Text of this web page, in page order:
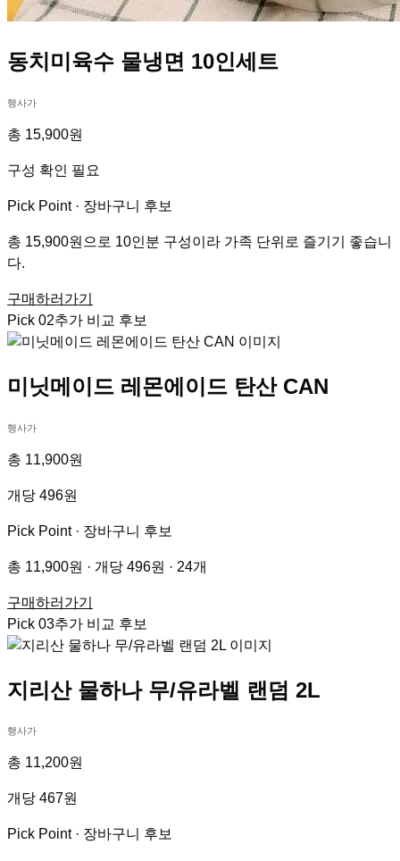
동치미육수 물냉면 10인세트
행사가
총 15,900원
구성 확인 필요
Pick Point · 장바구니 후보
총 15,900원으로 10인분 구성이라 가족 단위로 즐기기 좋습니
다.
구매하러가기
Pick 02추가 비교 후보
미닛메이드 레몬에이드 탄산 CAN
행사가
총 11,900원
개당 496원
Pick Point · 장바구니 후보
총 11,900원 · 개당 496원 · 24개
구매하러가기
Pick 03추가 비교 후보
지리산 물하나 무/유라벨 랜덤 2L
행사가
총 11,200원
개당 467원
Pick Point · 장바구니 후보